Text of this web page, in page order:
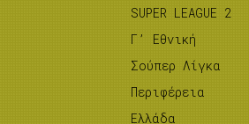
SUPER LEAGUE 2
Γ’ Εθνική
Σούπερ Λίγκα
Περιφέρεια
Ελλάδα